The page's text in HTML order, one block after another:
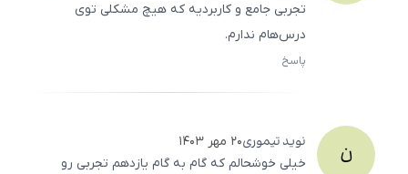
تجربی جامع و کاربردیه که هیچ مشکلی توی
درس‌هام ندارم.
پاسخ
ن نویدتیموری۲۰ مهر ۱۴۰۳
خیلی خوشحالم که گام به گام یازدهم تجربی رو